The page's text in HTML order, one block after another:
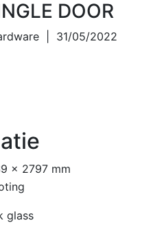
DOOR
| 31/05/2022
× 2797 mm
glass